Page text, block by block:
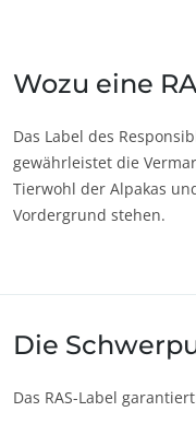
ECOCERT
Über uns
Südkorea
Amerika
Argentinien
Kolumbien
Wozu eine
Das Label des
gewährleistet die
Tierwohl der Alpakas
Vordergrund stehen.
Die
Das RAS-Label